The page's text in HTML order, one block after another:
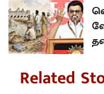
Related